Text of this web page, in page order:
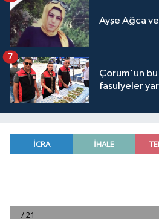
Ayşe Ağca
Çorum'un
fasulyeler
7